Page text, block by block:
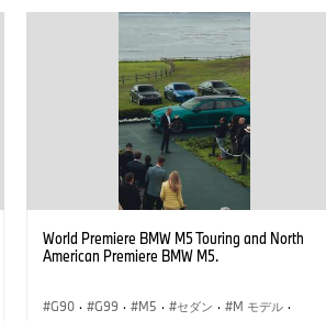
World Premiere BMW M5 Touring and North
American Premiere BMW M5.
G90 · G99 · M5 · セダン · M モデル ·